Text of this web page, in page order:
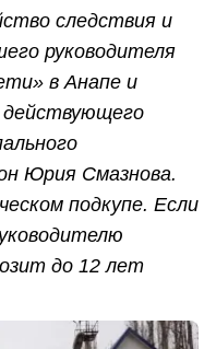
следствия и
руководителя
в Анапе и
Юрия Смазнова.
подкупе. Если
до 12 лет